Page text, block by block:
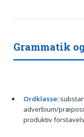
Grammatik
Ordklasse:
adverbium/
produktiv